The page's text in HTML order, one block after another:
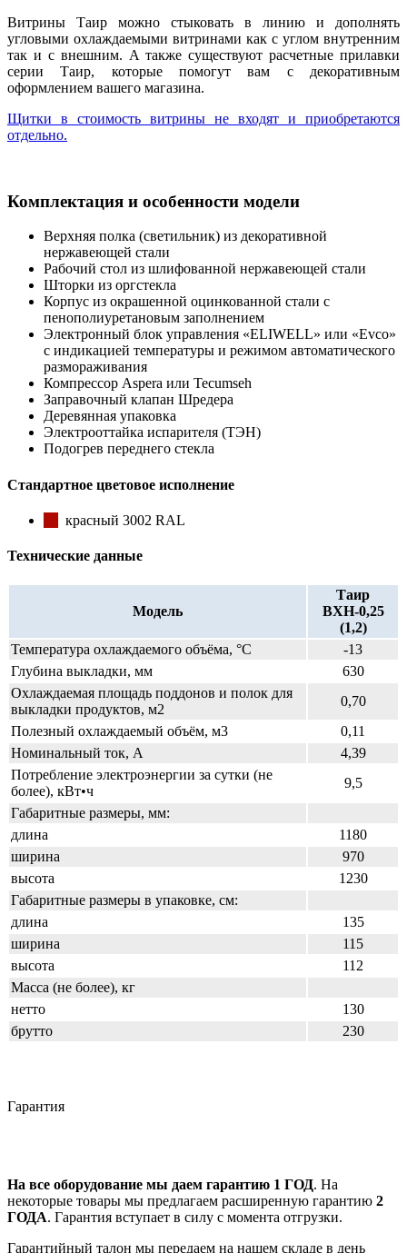
Витрины Таир можно стыковать в линию и дополнять
угловыми охлаждаемыми витринами как с углом внутренним
так и с внешним. А также существуют расчетные прилавки
серии Таир, которые помогут вам с декоративным
оформлением вашего магазина.
Щитки в стоимость витрины не входят и приобретаются
отдельно.
Комплектация и особенности модели
Верхняя полка (светильник) из декоративной
нержавеющей стали
Рабочий стол из шлифованной нержавеющей стали
Шторки из оргстекла
Корпус из окрашенной оцинкованной стали с
пенополиуретановым заполнением
Электронный блок управления «ELIWELL» или «Evco»
с индикацией температуры и режимом автоматического
размораживания
Компрессор Aspera или Tecumseh
Заправочный клапан Шредера
Деревянная упаковка
Электрооттайка испарителя (ТЭН)
Подогрев переднего стекла
Стандартное цветовое исполнение
красный 3002 RAL
Технические данные
Модель
Таир
ВХН-0,25
(1,2)
Температура охлаждаемого объёма, °C
-13
Глубина выкладки, мм
630
Охлаждаемая площадь поддонов и полок для
выкладки продуктов, м2
0,70
Полезный охлаждаемый объём, м3
0,11
Номинальный ток, A
4,39
Потребление электроэнергии за сутки (не
более), кВт•ч
9,5
Габаритные размеры, мм:
длина
1180
ширина
970
высота
1230
Габаритные размеры в упаковке, см:
длина
135
ширина
115
высота
112
Масса (не более), кг
нетто
130
брутто
230
Гарантия
На все оборудование мы даем гарантию 1 ГОД. На
некоторые товары мы предлагаем расширенную гарантию 2
ГОДА. Гарантия вступает в силу с момента отгрузки.
Гарантийный талон мы передаем на нашем складе в день